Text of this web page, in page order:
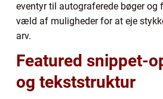
eventyr til autograferede bøger og
væld af muligheder for at eje
arv.
Featured snippet-
og tekststruktur